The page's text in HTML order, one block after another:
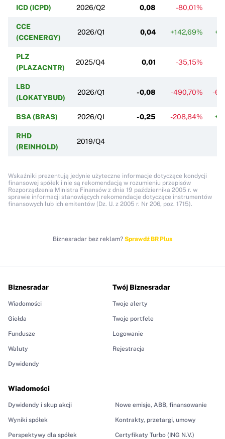
ICD (ICPD) 2026/Q2 0,08 -80,01%
CCE
(CCENERGY)
2026/Q1 0,04 +142,69%
PLZ
(PLAZACNTR)
2025/Q4 0,01 -35,15%
LBD
(LOKATYBUD)
2026/Q1 -0,08 -490,70% -
BSA (BRAS) 2026/Q1 -0,25 -208,84%
RHD
(REINHOLD)
2019/Q4
Wskaźniki prezentują jedynie użyteczne informacje dotyczące kondycji
finansowej spółek i nie są rekomendacją w rozumieniu przepisów
Rozporządzenia Ministra Finansów z dnia 19 października 2005 r. w
sprawie informacji stanowiących rekomendacje dotyczące instrumentów
finansowych lub ich emitentów (Dz. U. z 2005 r. Nr 206, poz. 1715).
Biznesradar bez reklam? Sprawdź BR Plus
Biznesradar
Wiadomości
Giełda
Fundusze
Waluty
Dywidendy
Wiadomości
Dywidendy i skup akcji
Wyniki spółek
Perspektywy dla spółek
Nowe emisje, ABB, finansowanie
Kontrakty, przetargi, umowy
Certyfikaty Turbo (ING N.V.)
Twój Biznesradar
Twoje alerty
Twoje portfele
Logowanie
Rejestracja